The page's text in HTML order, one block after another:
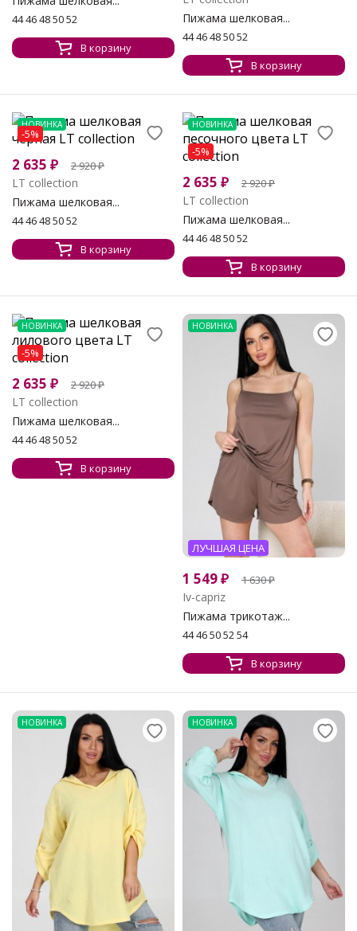
44 46 48 50 52
В корзину
Пижама шелковая...
44 46 48 50 52
В корзину
НОВИНКА
-5%
2 635 ₽ 2 920₽
LT collection
Пижама шелковая...
44 46 48 50 52
В корзину
НОВИНКА
-5%
2 635 ₽ 2 920₽
LT collection
Пижама шелковая...
44 46 48 50 52
В корзину
НОВИНКА
-5%
2 635 ₽ 2 920₽
LT collection
Пижама шелковая...
44 46 48 50 52
В корзину
НОВИНКА
ЛУЧШАЯ ЦЕНА
1 549₽ 1 630₽
Iv-capriz
Пижама трикотаж...
44 46 50 52 54
В корзину
НОВИНКА НОВИНКА